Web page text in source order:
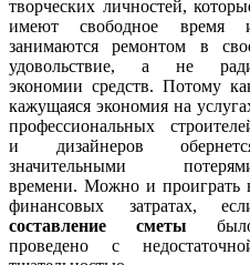
творческих личностей,
имеют свободное время
занимаются ремонтом в
удовольствие, а не
экономии средств. Потому
кажущаяся экономия на
профессиональных
и дизайнеров
значительными
времени. Можно и проиграть
финансовых затратах,
составление сметы
проведено с